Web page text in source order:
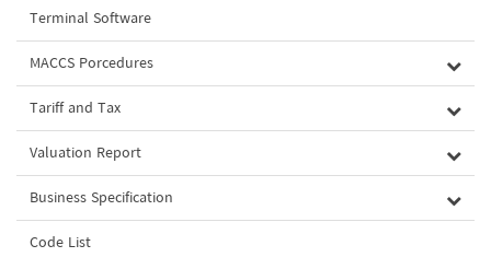
Terminal Software
MACCS Porcedures
Tariff and Tax
Valuation Report
Business Specification
Code List